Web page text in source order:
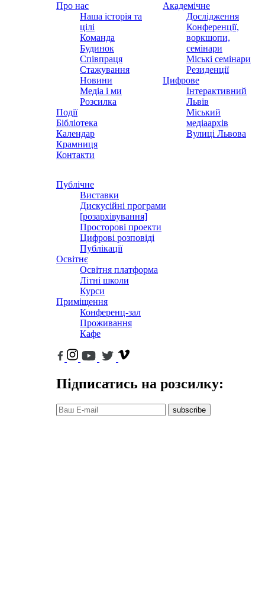
Про нас
Наша історія та
цілі
Команда
Будинок
Співпраця
Стажування
Новини
Медіа і ми
Розсилка
Події
Бібліотека
Календар
Крамниця
Контакти
Академічне
Дослідження
Конференції,
воркшопи,
семінари
Міські семінари
Резиденції
Цифрове
Інтерактивний
Львів
Міський
медіаархів
Вулиці Львова
Публічне
Виставки
Дискусійні програми
[розархівування]
Просторові проекти
Цифрові розповіді
Публікації
Освітнє
Освітня платформа
Літні школи
Курси
Приміщення
Конференц-зал
Проживання
Кафе
Підписатись на розсилку:
subscribe